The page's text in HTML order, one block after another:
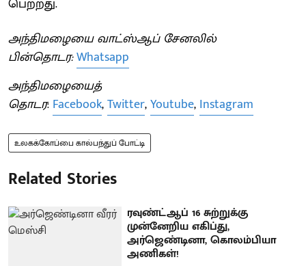
அந்திமழையை வாட்ஸ்ஆப் சேனலில்
பின்தொடர:Whatsapp
அந்திமழையைத்
தொடர: Facebook,Twitter,Youtube, Instagram
உலகக்கோப்பை கால்பந்துப் போட்டி
Related Stories
ரவுண்ட்ஆப் 16 சுற்றுக்கு
முன்னேறிய எகிப்து,
அர்ஜெண்டினா, கொலம்பியா
அணிகள்!